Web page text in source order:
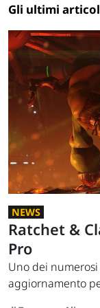
Gli ultimi
NEWS
Ratchet &
Pro
Uno dei
aggiornamento